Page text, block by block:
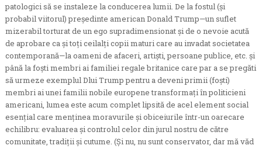
patologici să se instaleze la conducerea lumii. De la fostul (şi
probabil viitorul) preşedinte american Donald Trump—un suflet
mizerabil torturat de un ego supradimensionat şi de o nevoie acută
de aprobare ca şi toţi ceilalţi copii maturi care au invadat societatea
contemporană—la oameni de afaceri, artişti, persoane publice, etc. şi
până la foşti membri ai familiei regale britanice care par a se pregăti
să urmeze exemplul Dlui Trump pentru a deveni primii (foşti)
membri ai unei familii nobile europene transformaţi în politicieni
americani, lumea este acum complet lipsită de acel element social
esenţial care menţinea moravurile şi obiceiurile într-un oarecare
echilibru: evaluarea şi controlul celor din jurul nostru de către
comunitate, tradiţii şi cutume. (Şi nu, nu sunt conservator, dar mă văd